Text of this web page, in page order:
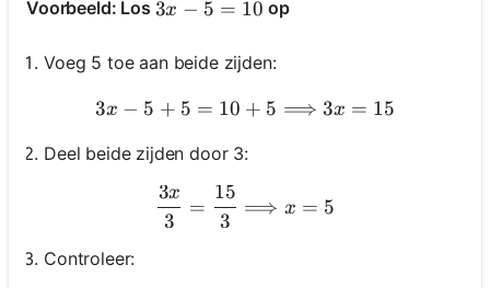
Voorbeeld: Los 3 x-5=10
3x − 5 = 10 op
Voeg 5 toe aan beide zijden:
3 x-5+5=10+5
3x − 5 + 5 = 10 + 5 ⟹ 3x = 15
Deel beide zijden door 3:
\frac{3
3
3x
=
3
15
⟹ x = 5
Controleer: